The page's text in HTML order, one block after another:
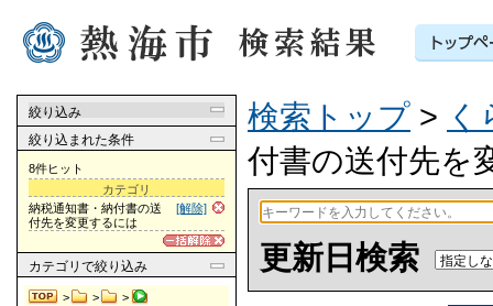
絞り込み
絞り込まれた条件
8件ヒット
カテゴリ
[解除]
納税通知書・納付書の送
付先を変更するには
カテゴリ で絞り込み
> > >
検索トップ > く
付書の送付先を
更新日検索